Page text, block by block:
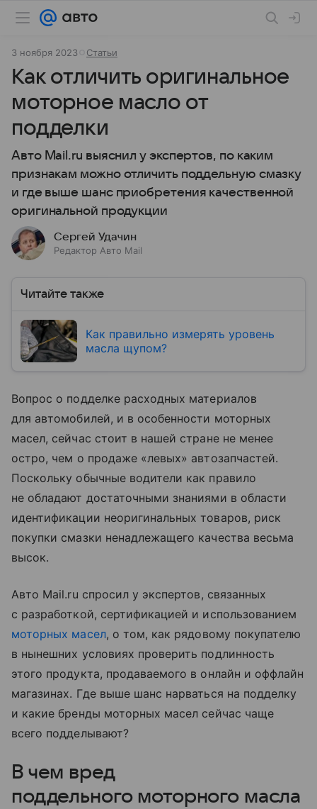
3 ноября 2023 Статьи
Как отличить оригинальное
моторное масло от
подделки
Авто Mail.ru выяснил у экспертов, по каким
признакам можно отличить поддельную смазку
и где выше шанс приобретения качественной
оригинальной продукции
Сергей Удачин
Редактор Авто Mail
Читайте также
Как правильно измерять уровень
масла щупом?
Вопрос о подделке расходных материалов
для автомобилей, и в особенности моторных
масел, сейчас стоит в нашей стране не менее
остро, чем о продаже «левых» автозапчастей.
Поскольку обычные водители как правило
не обладают достаточными знаниями в области
идентификации неоригинальных товаров, риск
покупки смазки ненадлежащего качества весьма
высок.
Авто Mail.ru спросил у экспертов, связанных
с разработкой, сертификацией и использованием
моторных масел, о том, как рядовому покупателю
в нынешних условиях проверить подлинность
этого продукта, продаваемого в онлайн и оффлайн
магазинах. Где выше шанс нарваться на подделку
и какие бренды моторных масел сейчас чаще
всего подделывают?
В чем вред
поддельного моторного масла